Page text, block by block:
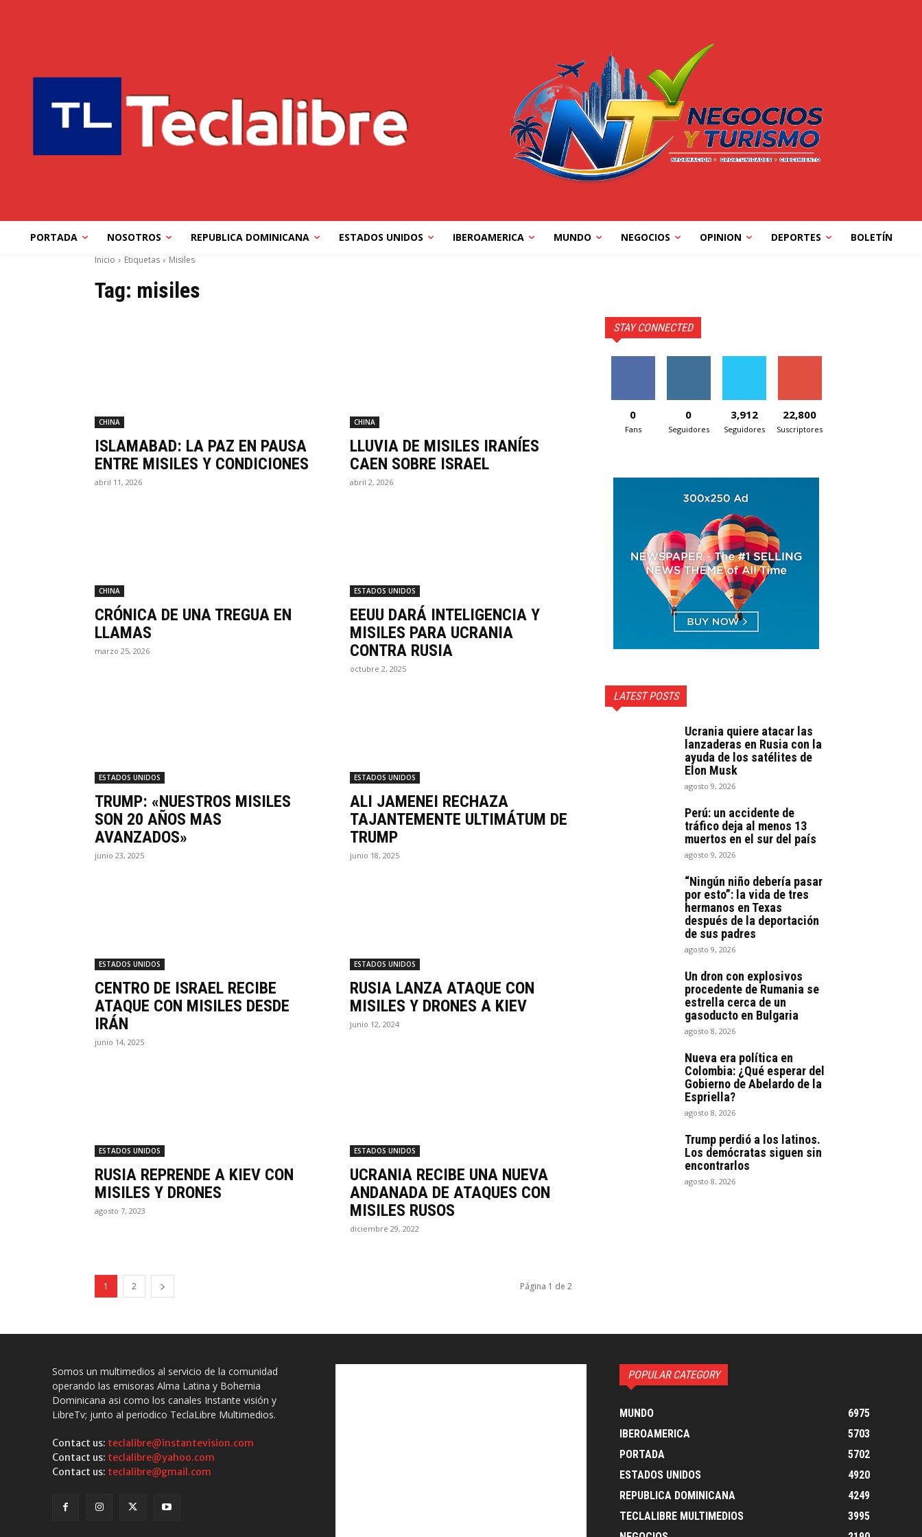
PORTADA NOSOTROS REPUBLICA DOMINICANA ESTADOS UNIDOS IBEROAMERICA MUNDO NEGOCIOS OPINION DEPORTES BOLETÍN
Inicio Etiquetas Misiles
Tag: misiles
CHINA
ISLAMABAD: LA PAZ EN PAUSA
ENTRE MISILES Y CONDICIONES
abril 11, 2026
CHINA
LLUVIA DE MISILES IRANÍES
CAEN SOBRE ISRAEL
abril 2, 2026
CHINA
CRÓNICA DE UNA TREGUA EN
LLAMAS
marzo 25, 2026
ESTADOS UNIDOS
EEUU DARÁ INTELIGENCIA Y
MISILES PARA UCRANIA
CONTRA RUSIA
octubre 2, 2025
ESTADOS UNIDOS
TRUMP: «NUESTROS MISILES
SON 20 AÑOS MAS
AVANZADOS»
junio 23, 2025
ESTADOS UNIDOS
ALI JAMENEI RECHAZA
TAJANTEMENTE ULTIMÁTUM DE
TRUMP
junio 18, 2025
ESTADOS UNIDOS
CENTRO DE ISRAEL RECIBE
ATAQUE CON MISILES DESDE
IRÁN
junio 14, 2025
ESTADOS UNIDOS
RUSIA LANZA ATAQUE CON
MISILES Y DRONES A KIEV
junio 12, 2024
ESTADOS UNIDOS
RUSIA REPRENDE A KIEV CON
MISILES Y DRONES
agosto 7, 2023
ESTADOS UNIDOS
UCRANIA RECIBE UNA NUEVA
ANDANADA DE ATAQUES CON
MISILES RUSOS
diciembre 29, 2022
1 2 Página 1 de 2
STAY CONNECTED
0
Fans
0
Seguidores
3,912
Seguidores
22,800
Suscriptores
LATEST POSTS
Ucrania quiere atacar las
lanzaderas en Rusia con la
ayuda de los satélites de
Elon Musk
agosto 9, 2026
Perú: un accidente de
tráfico deja al menos 13
muertos en el sur del país
agosto 9, 2026
“Ningún niño debería pasar
por esto”: la vida de tres
hermanos en Texas
después de la deportación
de sus padres
agosto 9, 2026
Un dron con explosivos
procedente de Rumania se
estrella cerca de un
gasoducto en Bulgaria
agosto 8, 2026
Nueva era política en
Colombia: ¿Qué esperar del
Gobierno de Abelardo de la
Espriella?
agosto 8, 2026
Trump perdió a los latinos.
Los demócratas siguen sin
encontrarlos
agosto 8, 2026
Somos un multimedios al servicio de la comunidad
operando las emisoras Alma Latina y Bohemia
Dominicana asi como los canales Instante visión y
LibreTv; junto al periodico TeclaLibre Multimedios.
Contact us: teclalibre@instantevision.com
Contact us: teclalibre@yahoo.com
Contact us: teclalibre@gmail.com
POPULAR CATEGORY
MUNDO
6975
IBEROAMERICA
5703
PORTADA
5702
ESTADOS UNIDOS
4920
REPUBLICA DOMINICANA
4249
TECLALIBRE MULTIMEDIOS
3995